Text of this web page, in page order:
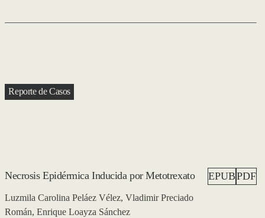
Reporte de Casos
Necrosis Epidérmica Inducida por Metotrexato
Luzmila Carolina Peláez Vélez, Vladimir Preciado
Román, Enrique Loayza Sánchez
PDF
EPUB